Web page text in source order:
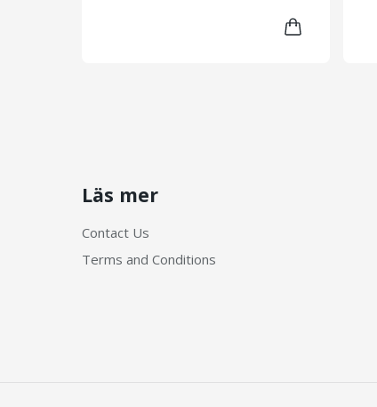
Läs mer
Contact Us
Terms and Conditions